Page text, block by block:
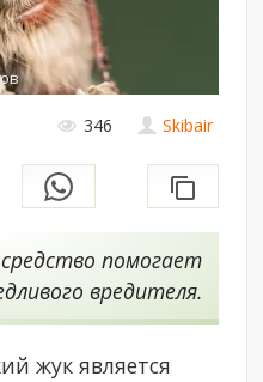
Skibair
346
помогает
вредителя.
жук является